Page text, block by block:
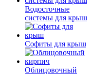
Водосточные
системы для крыш
Софиты для крыш
Облицовочный